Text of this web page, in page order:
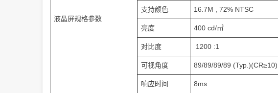
液晶屏规格参数
支持颜色 16.7M , 72% NTSC
亮度 400 cd/㎡
对比度 1200 :1
可视角度 89/89/89/89 (Typ.)(CR≥10)
响应时间 8ms